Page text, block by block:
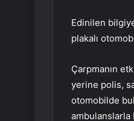
Edinilen
plakalı
Çarpmanın
yerine polis,
otomobilde
ambulanslarla